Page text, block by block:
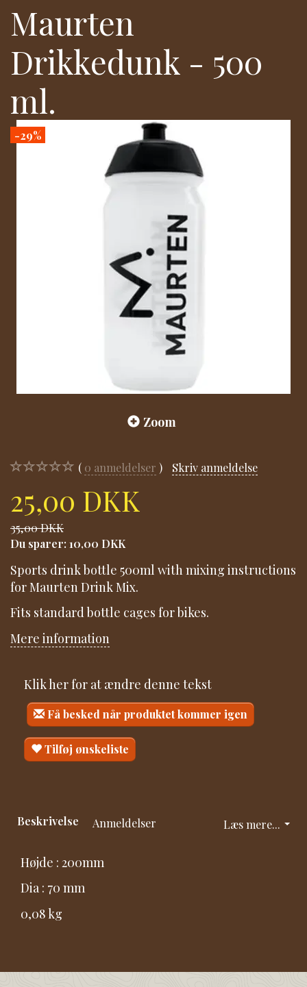
Maurten
Drikkedunk - 500
ml.
-29%
Zoom
0 anmeldelser Skriv anmeldelse
25,00 DKK
35,00 DKK
Du sparer: 10,00 DKK
Sports drink bottle 500ml with mixing instructions
for Maurten Drink Mix.
Fits standard bottle cages for bikes.
Mere information
Klik her for at ændre denne tekst
Få besked når produktet kommer igen
Tilføj ønskeliste
Læs mere...
Beskrivelse Anmeldelser
Højde : 200mm
Dia : 70 mm
0,08 kg